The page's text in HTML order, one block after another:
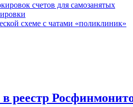
счетов для самозанятых
схеме с чатами «поликлиник»
реестр